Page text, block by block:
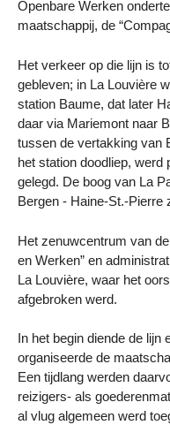
Openbare Werken
maatschappij, de
Het verkeer op die lijn is
gebleven; in La Louvière
station Baume, dat later
daar via Mariemont naar
tussen de vertakking van
het station doodliep, werd
gelegd. De boog van La
Bergen - Haine-St.-Pierre
Het zenuwcentrum van
en Werken” en
La Louvière, waar het
afgebroken werd.
In het begin diende de lijn
organiseerde de
Een tijdlang werden
reizigers- als
al vlug algemeen werd